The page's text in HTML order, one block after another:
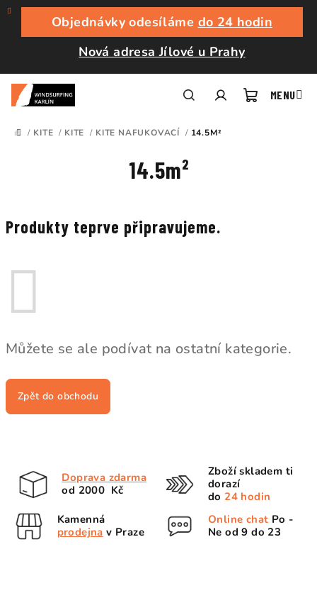
Přejít
obsah
Objednávky odesíláme do 24 hodin
Nová adresa Jílové u Prahy
DOMŮ
/ KITE / KITE / KITE NAFUKOVACÍ / 14.5M²
14.5m²
Produkty teprve připravujeme.
Můžete se ale podívat na ostatní kategorie.
Zpět do obchodu
Doprava zdarma
od 2000 Kč
Zboží skladem ti
dorazí
do 24 hodin
Kamenná
prodejna v Praze
Online chat Po -
Ne od 9 do 23